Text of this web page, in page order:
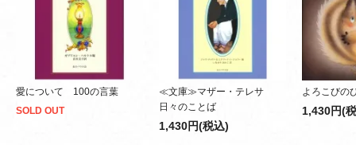
愛について 100の言葉
SOLD OUT
≪文庫≫マザー・テレサ
日々のことば
1,430円(税込)
よろこびの
1,430円(